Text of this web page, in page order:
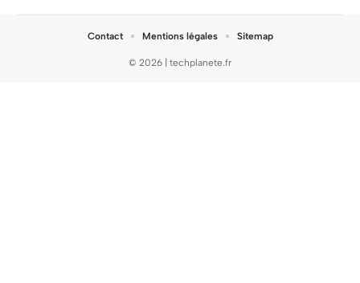
© 2026 | techplanete.fr
Contact Mentions légales Sitemap